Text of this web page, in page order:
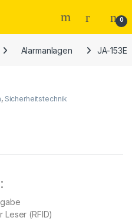
0
Alarmanlagen JA-153E
, Sicherheitstechnik
(RFID)